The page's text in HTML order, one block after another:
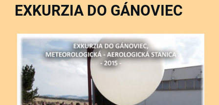
EXKURZIA DO GÁNOVIEC